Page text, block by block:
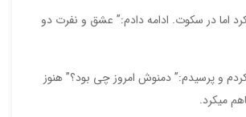
اما در سکوت. ادامه دادم:” عشق و نفرت دو
و پرسیدم:” دمنوش امروز چی بود؟” هنوز
میکرد.